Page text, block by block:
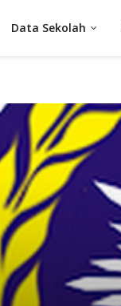
Data Sekolah